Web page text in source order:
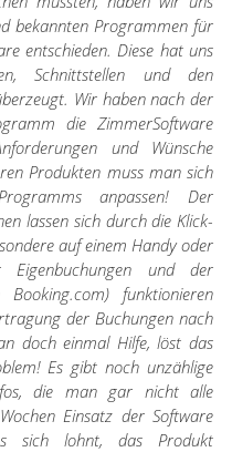
bekannten Programmen für
entschieden. Diese hat uns
Schnittstellen und den
Wir haben nach der
die ZimmerSoftware
und Wünsche
Produkten muss man sich
anpassen! Der
lassen sich durch die Klick-
auf einem Handy oder
Eigenbuchungen und der
funktionieren
der Buchungen nach
doch einmal Hilfe, löst das
Es gibt noch unzählige
die man gar nicht alle
Einsatz der Software
sich lohnt, das Produkt